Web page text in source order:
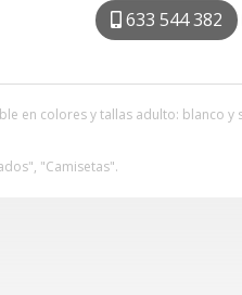
en colores y tallas adulto: blanco y
"Camisetas".
633 544 382